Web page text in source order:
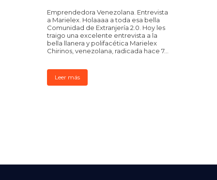
Emprendedora Venezolana. Entrevista
a Marielex. Holaaaa a toda esa bella
Comunidad de Extranjería 2.0. Hoy les
traigo una excelente entrevista a la
bella llanera y polifacética Marielex
Chirinos, venezolana, radicada hace 7...
Leer más